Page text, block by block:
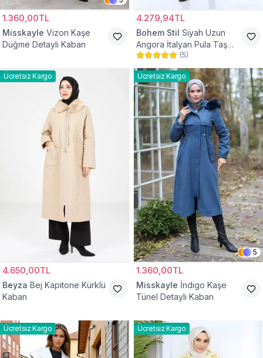
1.360,00TL
Misskayle Vizon Kaşe
Düğme Detaylı Kaban
4.279,94TL
Bohem Stil Siyah Uzun
Angora İtalyan Pula Taş
Detaylı Tesettür Kaban
(5)
Ücretsiz Kargo
4.650,00TL
Beyza Bej Kapitone Kürklü
Kaban
Ücretsiz Kargo
5
1.360,00TL
Misskayle İndigo Kaşe
Tünel Detaylı Kaban
Ücretsiz Kargo Ücretsiz Kargo